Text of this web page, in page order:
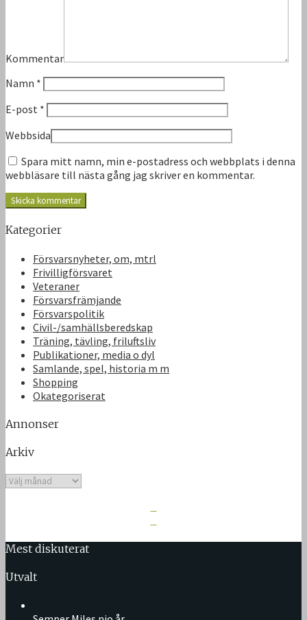
Kommentar
Namn *
E-post *
Webbsida
Spara mitt namn, min e-postadress och webbplats i denna
webbläsare till nästa gång jag skriver en kommentar.
Kategorier
Försvarsnyheter, om, mtrl
Frivilligförsvaret
Veteraner
Försvarsfrämjande
Försvarspolitik
Civil-/samhällsberedskap
Träning, tävling, friluftsliv
Publikationer, media o dyl
Samlande, spel, historia m m
Shopping
Okategoriserat
Annonser
Arkiv
Arkiv
Mest diskuterat
Utvalt